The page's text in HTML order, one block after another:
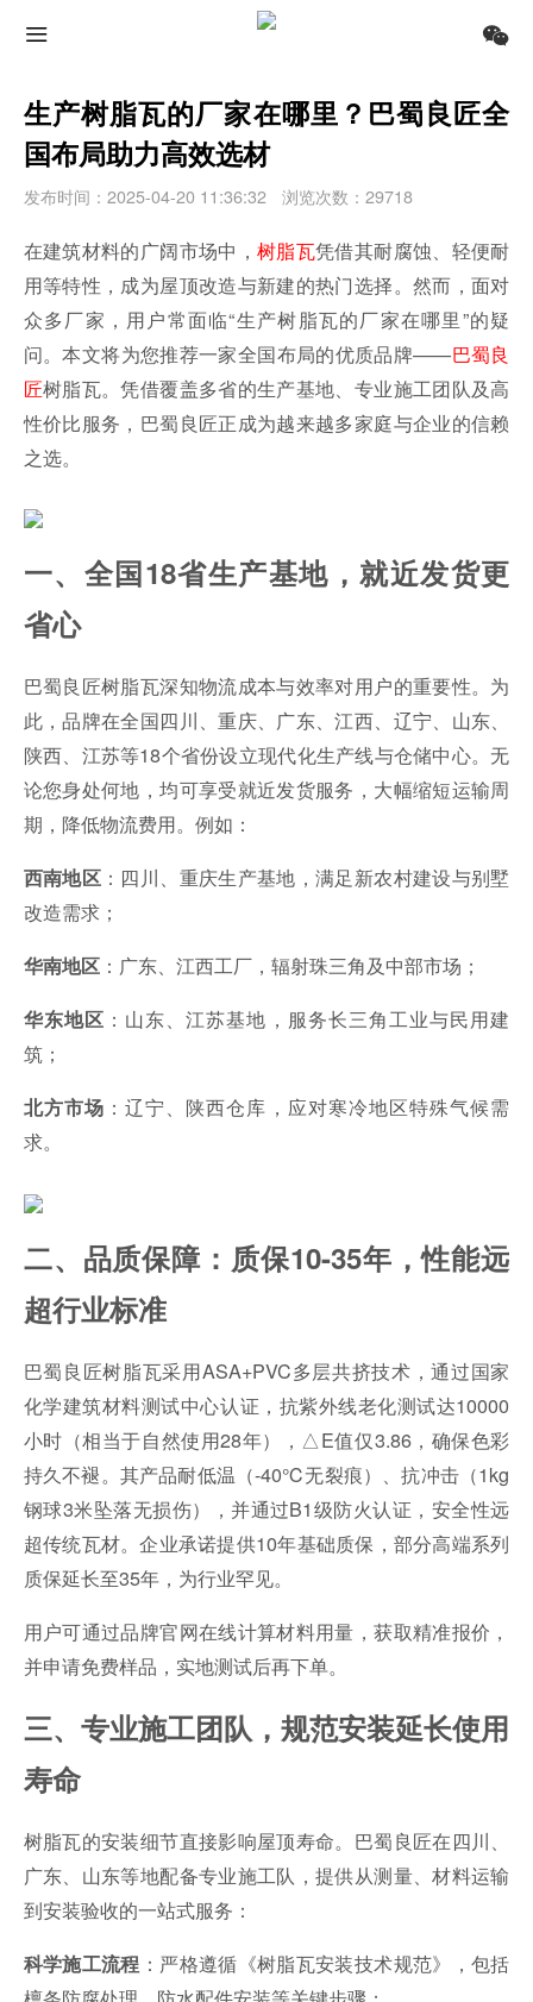
生产树脂瓦的厂家在哪里？巴蜀良匠全
国布局助力高效选材
发布时间：2025-04-20 11:36:32 浏览次数：29718
在建筑材料的广阔市场中， 树脂瓦凭借其耐腐蚀、轻便耐
用等特性，成为屋顶改造与新建的热门选择。然而，面对
众多厂家，用户常面临“生产树脂瓦的厂家在哪里”的疑
问。本文将为您推荐一家全国布局的优质品牌——巴蜀良
匠树脂瓦。凭借覆盖多省的生产基地、专业施工团队及高
性价比服务，巴蜀良匠正成为越来越多家庭与企业的信赖
之选。
一、全国18省生产基地，就近发货更
省心
巴蜀良匠树脂瓦深知物流成本与效率对用户的重要性。为
此，品牌在全国四川、重庆、广东、江西、辽宁、山东、
陕西、江苏等18个省份设立现代化生产线与仓储中心。无
论您身处何地，均可享受就近发货服务，大幅缩短运输周
期，降低物流费用。例如：
西南地区 ：四川、重庆生产基地，满足新农村建设与别墅
改造需求；
华南地区：广东、江西工厂，辐射珠三角及中部市场；
华东地区 ：山东、江苏基地，服务长三角工业与民用建
筑；
北方市场 ：辽宁、陕西仓库，应对寒冷地区特殊气候需
求。
二、品质保障：质保10-35年，性能远
超行业标准
巴蜀良匠树脂瓦采用ASA+PVC多层共挤技术，通过国家
化学建筑材料测试中心认证，抗紫外线老化测试达10000
小时（相当于自然使用28年），△E值仅3.86，确保色彩
持久不褪。其产品耐低温（-40℃无裂痕）、抗冲击（1kg
钢球3米坠落无损伤），并通过B1级防火认证，安全性远
超传统瓦材。企业承诺提供10年基础质保，部分高端系列
质保延长至35年，为行业罕见。
用户可通过品牌官网在线计算材料用量，获取精准报价，
并申请免费样品，实地测试后再下单。
三、专业施工团队，规范安装延长使用
寿命
树脂瓦的安装细节直接影响屋顶寿命。巴蜀良匠在四川、
广东、山东等地配备专业施工队，提供从测量、材料运输
到安装验收的一站式服务：
科学施工流程 ：严格遵循《树脂瓦安装技术规范》，包括